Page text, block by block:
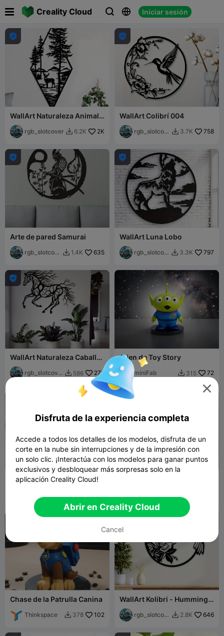
Creality Cloud   Iniciar sesión

WallArt Naturaleza Animal
002
rgb_slotcover  6.2K 2K

WallArt Colibrí 004
rgb_slotcov
 3.7K 758

Arte de pared Samurai
rgb_slotcov
 1.4K 635

WallArt Luna Lobo
rgb_slotcov
 3.3K 797

WallArt Naturaleza Caballo
001
rgb_slotcove  586 279
Alien de Toy Story
miniFab  315 72
WallArt - Puerta para gatos
001
Chase de la Patrulla Canina
Thinkspace  378 102

WallArt Kolibri - Humming
Bird 001
rgb_slotcov
 2.8K 646

Disfruta de la experiencia completa
Accede a todos los detalles de los modelos, disfruta de un
corte en la nube sin interrupciones y de la impresión con
un solo clic. ¡Interactúa con los modelos para ganar puntos
exclusivos y desbloquear más sorpresas solo en la
aplicación Creality Cloud!
Abrir en Creality Cloud
Cancel